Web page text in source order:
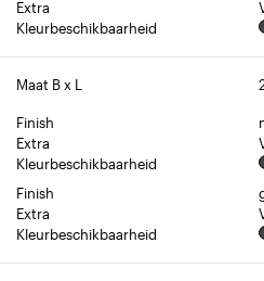
Extra
Kleurbeschikbaarheid
Maat B x L
Finish
Extra
Kleurbeschikbaarheid
Finish
Extra
Kleurbeschikbaarheid